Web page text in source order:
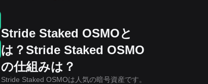
Stride Staked OSMOと
は？Stride Staked OSMO
の仕組みは？
Stride Staked OSMOは人気の暗号資産です。